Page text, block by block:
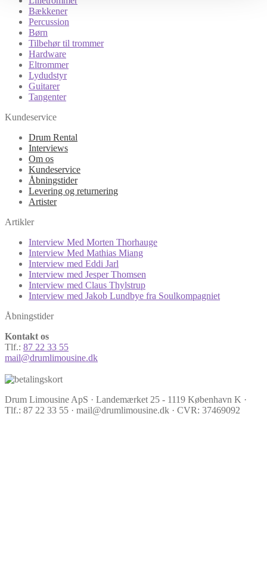
Bækkener
Percussion
Børn
Tilbehør til trommer
Hardware
Eltrommer
Lydudstyr
Guitarer
Tangenter
Kundeservice
Drum Rental
Interviews
Om os
Kundeservice
Åbningstider
Levering og returnering
Artister
Artikler
Interview Med Morten Thorhauge
Interview Med Mathias Miang
Interview med Eddi Jarl
Interview med Jesper Thomsen
Interview med Claus Thylstrup
Interview med Jakob Lundbye fra Soulkompagniet
Åbningstider
Kontakt os
Tlf.: 87 22 33 55
mail@drumlimousine.dk
Drum Limousine ApS · Landemærket 25 - 1119 København K ·
Tlf.: 87 22 33 55 · mail@drumlimousine.dk · CVR: 37469092